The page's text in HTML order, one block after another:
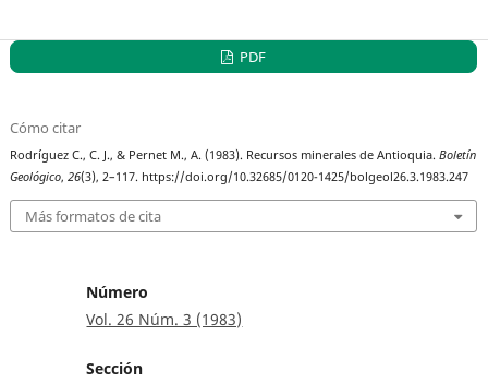
PDF
Cómo citar
Rodríguez C., C. J., & Pernet M., A. (1983). Recursos minerales de Antioquia.Boletín
Geológico,26(3), 2–117. https://doi.org/10.32685/0120-1425/bolgeol26.3.1983.247
Más formatos de cita
Número
Vol. 26 Núm. 3 (1983)
Sección